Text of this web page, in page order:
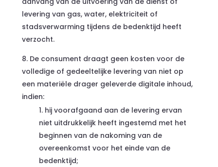
levering van gas, water, elektriciteit of
stadsverwarming tijdens de bedenktijd heeft
verzocht.
De consument draagt geen kosten voor de
volledige of gedeeltelijke levering van niet op
een materiële drager geleverde digitale inhoud,
indien:
hij voorafgaand aan de levering ervan
niet uitdrukkelijk heeft ingestemd met het
beginnen van de nakoming van de
overeenkomst voor het einde van de
bedenktijd;